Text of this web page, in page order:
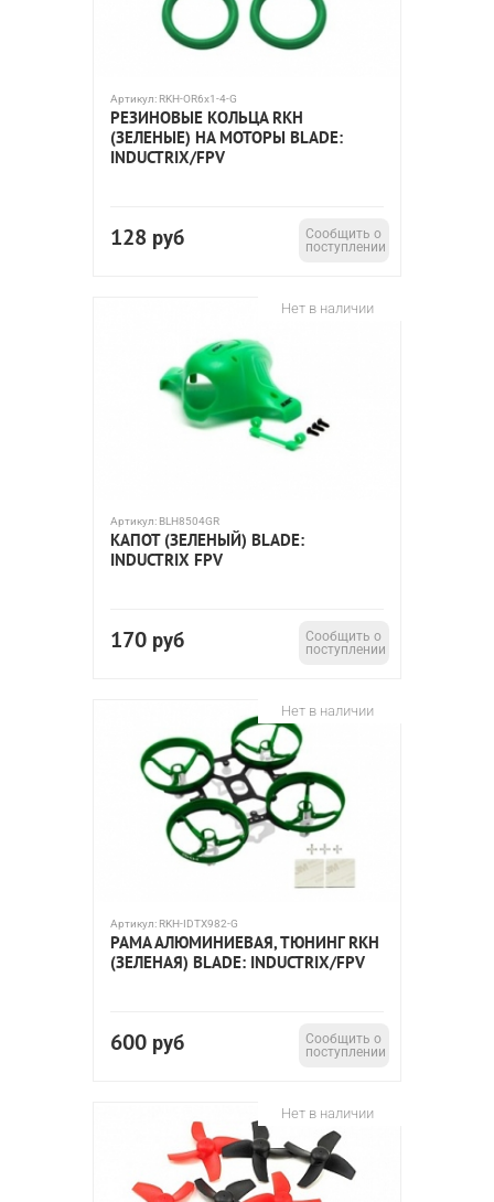
Артикул: RKH-OR6x1-4-G
РЕЗИНОВЫЕ КОЛЬЦА RKH
(ЗЕЛЕНЫЕ) НА МОТОРЫ BLADE:
INDUCTRIX/FPV
128 руб
Сообщить о
поступлении
Нет в наличии
Артикул: BLH8504GR
КАПОТ (ЗЕЛЕНЫЙ) BLADE:
INDUCTRIX FPV
170 руб
Сообщить о
поступлении
Нет в наличии
Артикул: RKH-IDTX982-G
РАМА АЛЮМИНИЕВАЯ, ТЮНИНГ RKH
(ЗЕЛЕНАЯ) BLADE: INDUCTRIX/FPV
600 руб
Сообщить о
поступлении
Нет в наличии